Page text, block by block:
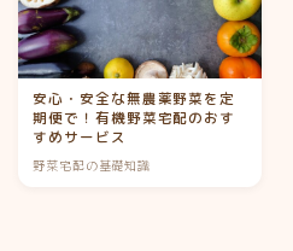
安心・安全な無農薬野菜を定
期便で！有機野菜宅配のおす
すめサービス
野菜宅配の基礎知識